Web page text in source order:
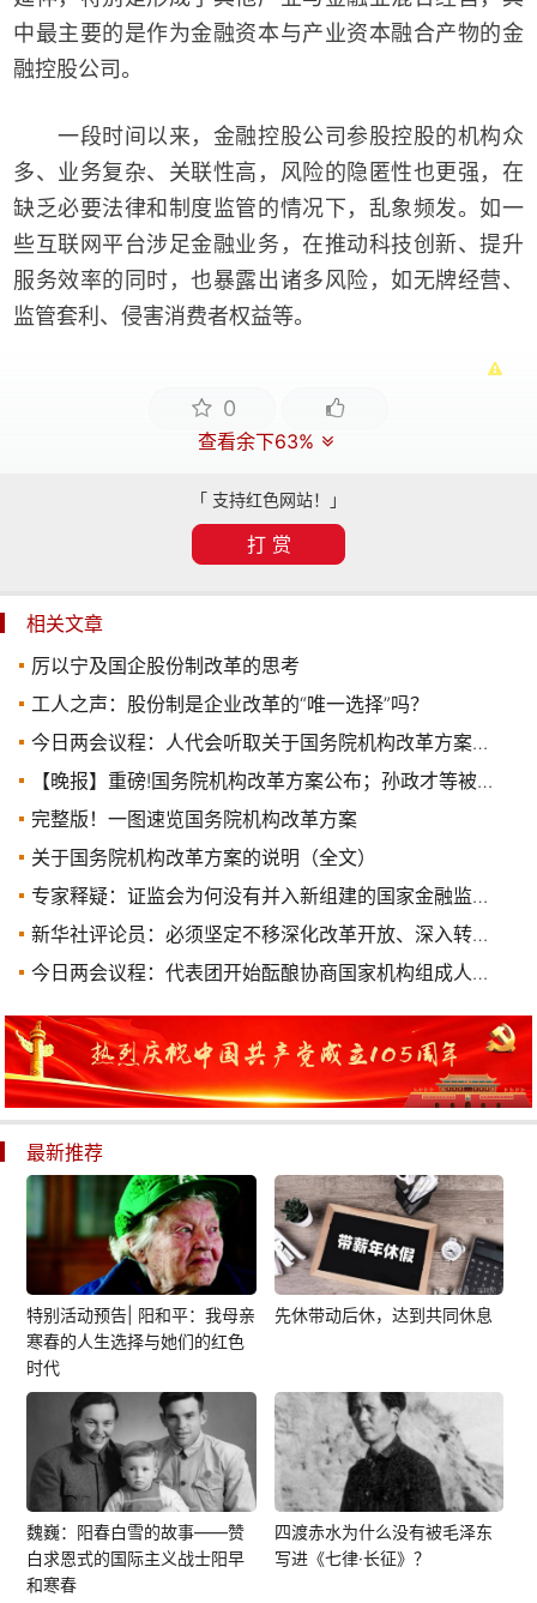
中最主要的是作为金融资本与产业资本融合产物的金
融控股公司。
一段时间以来，金融控股公司参股控股的机构众
多、业务复杂、关联性高，风险的隐匿性也更强，在
缺乏必要法律和制度监管的情况下，乱象频发。如一
些互联网平台涉足金融业务，在推动科技创新、提升
服务效率的同时，也暴露出诸多风险，如无牌经营、
监管套利、侵害消费者权益等。
0
查看余下63%
「 支持红色网站！」
打 赏
相关文章
厉以宁及国企股份制改革的思考
工人之声：股份制是企业改革的“唯一选择”吗？
今日两会议程：人代会听取关于国务院机构改革方案的说明，外长记者会
【晚报】重磅!国务院机构改革方案公布；孙政才等被点名(3.7)
完整版！一图速览国务院机构改革方案
关于国务院机构改革方案的说明（全文）
专家释疑：证监会为何没有并入新组建的国家金融监管总局？
新华社评论员：必须坚定不移深化改革开放、深入转变发展方式
今日两会议程：代表团开始酝酿协商国家机构组成人员人选
最新推荐
特别活动预告| 阳和平：我母亲
寒春的人生选择与她们的红色
时代
先休带动后休，达到共同休息
魏巍：阳春白雪的故事——赞
白求恩式的国际主义战士阳早
和寒春
四渡赤水为什么没有被毛泽东
写进《七律·长征》？